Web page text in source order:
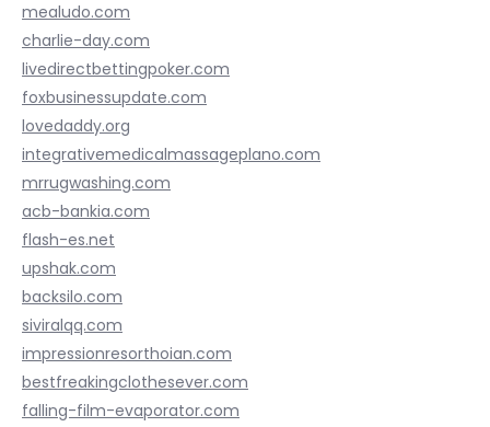
mealudo.com
charlie-day.com
livedirectbettingpoker.com
foxbusinessupdate.com
lovedaddy.org
integrativemedicalmassageplano.com
mrrugwashing.com
acb-bankia.com
flash-es.net
upshak.com
backsilo.com
siviralqq.com
impressionresorthoian.com
bestfreakingclothesever.com
falling-film-evaporator.com